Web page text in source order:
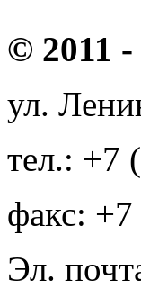
© 2011
ул.
тел.: +7
факс:
Эл.